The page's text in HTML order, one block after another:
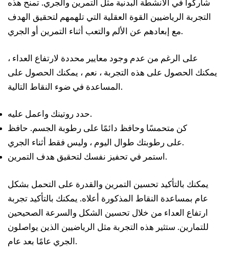
شاركوا في الأنشطة البدنية مثل التمرين والجري. تمنح هذه
التجربة الرياضيين القوة العقلية التي تلهمهم لتحقيق الهدف
مع إبعادهم عن الألم والتعب أثناء التمرين أو الجري.
على الرغم من عدم وجود معايير محددة لارتفاع العداء ،
يمكنك الحصول على هذه التجربة ، نعم ، يمكنك الحصول على
المساعدة في ضوء النقاط التالية.
حدد روتينك واعمل عليه.
كن متحمسًا وحافظ دائمًا على رطوبة الجسم. حافظ
على رطوبتك طوال اليوم ، وليس فقط أثناء الجري.
استمر في تحفيز نفسك لتحقيق هدف التمرين.
يمكنك بالتأكيد تحسين التمرين والقدرة على التحمل بشكل
عام بمساعدة النقاط المذكورة أعلاه. يمكنك بالتأكيد تجربة
ارتفاع العداء من خلال تحسين الشكل والسرعة الصحيحين
للتمارين. ستثير هذه التجربة مثل الرياضيين الذين يواصلون
الجري عامًا بعد عام.